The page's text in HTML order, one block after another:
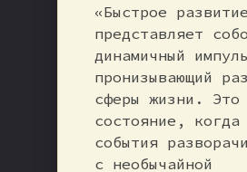
«Быстрое
представляет
динамичный
пронизывающий
сферы жизни. Это
состояние, когда
события
с необычайной